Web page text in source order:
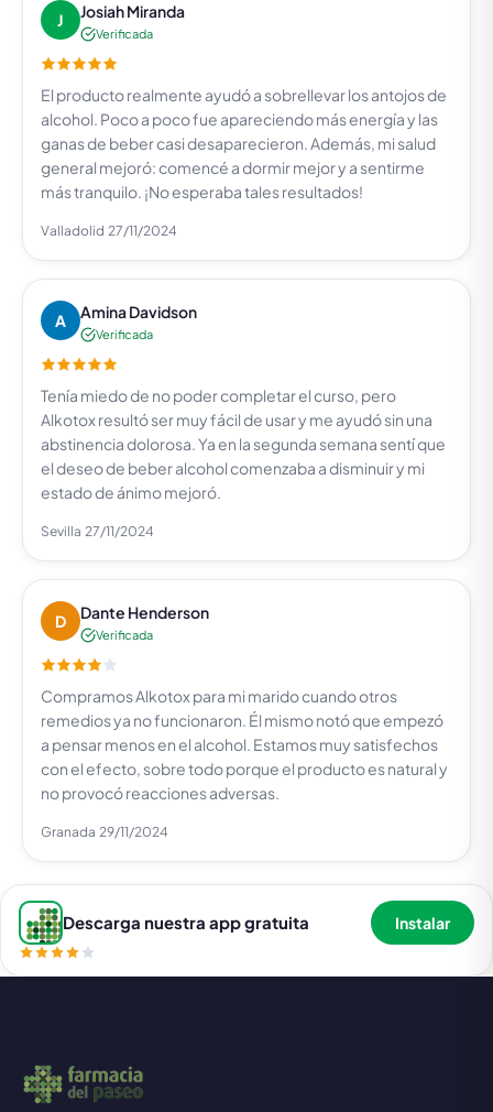
J Josiah Miranda
Verificada
El producto realmente ayudó a sobrellevar los antojos de
alcohol. Poco a poco fue apareciendo más energía y las
ganas de beber casi desaparecieron. Además, mi salud
general mejoró: comencé a dormir mejor y a sentirme
más tranquilo. ¡No esperaba tales resultados!
Valladolid 27/11/2024
A Amina Davidson
Verificada
Tenía miedo de no poder completar el curso, pero
Alkotox resultó ser muy fácil de usar y me ayudó sin una
abstinencia dolorosa. Ya en la segunda semana sentí que
el deseo de beber alcohol comenzaba a disminuir y mi
estado de ánimo mejoró.
Sevilla 27/11/2024
D Dante Henderson
Verificada
Compramos Alkotox para mi marido cuando otros
remedios ya no funcionaron. Él mismo notó que empezó
a pensar menos en el alcohol. Estamos muy satisfechos
con el efecto, sobre todo porque el producto es natural y
no provocó reacciones adversas.
Granada 29/11/2024
Descarga nuestra app gratuita Instalar